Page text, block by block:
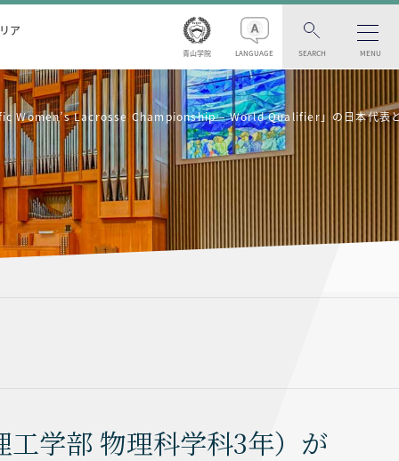
ア
青山学院 LANGUAGE SEARCH MENU
Women’s Lacrosse Championship – World Qualifier」の日本代表
学部 物理科学科3年）が